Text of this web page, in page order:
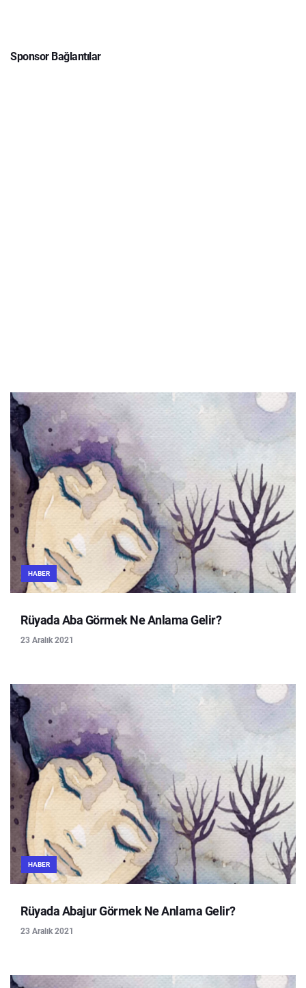
Sponsor Bağlantılar
HABER
Rüyada Aba Görmek Ne Anlama Gelir?
23 Aralık 2021
HABER
Rüyada Abajur Görmek Ne Anlama Gelir?
23 Aralık 2021